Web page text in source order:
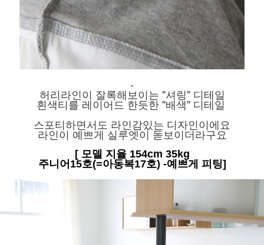
-
허리라인이 잘록해보이는 "셔링" 디테일
흰색티를 레이어드 한듯한 "배색" 디테일
스포티하면서도 라인감있는 디자인이에요
라인이 예쁘게 실루엣이 돋보이더라구요
[ 모델 지율 154cm 35kg
주니어15호(=아동복17호) -예쁘게 피팅]